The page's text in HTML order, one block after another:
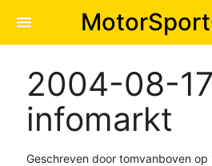
menu
2004-08-17
infomarkt
Geschreven door tomvanboven op